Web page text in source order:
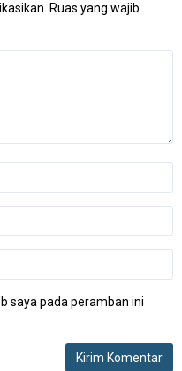
Ruas yang wajib
saya pada peramban ini